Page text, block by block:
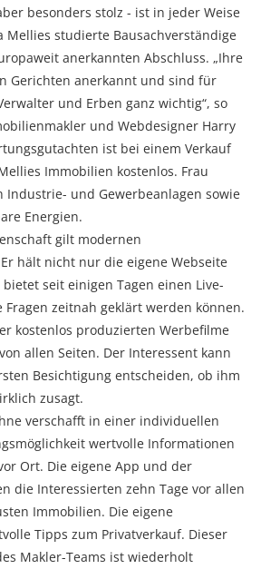
besonders stolz - ist in jeder Weise
Mellies studierte Bausachverständige
anerkannten Abschluss. „Ihre
Gerichten anerkannt und sind für
und Erben ganz wichtig“, so
und Webdesigner Harry
ist bei einem Verkauf
Immobilien kostenlos. Frau
Industrie- und Gewerbeanlagen sowie
Energien.
gilt modernen
hält nicht nur die eigene Webseite
seit einigen Tagen einen Live-
Fragen zeitnah geklärt werden können.
kostenlos produzierten Werbefilme
allen Seiten. Der Interessent kann
Besichtigung entscheiden, ob ihm
zusagt.
verschafft in einer individuellen
wertvolle Informationen
Ort. Die eigene App und der
die Interessierten zehn Tage vor allen
Immobilien. Die eigene
Tipps zum Privatverkauf. Dieser
Makler-Teams ist wiederholt